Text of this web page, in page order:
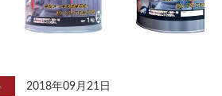
2018年09月21日